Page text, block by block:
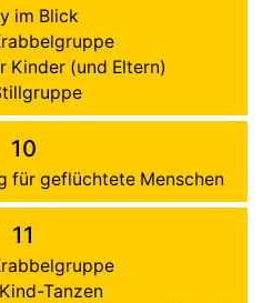
im Blick
Kinder (und Eltern)
10
für geflüchtete Menschen
11
Tanzen